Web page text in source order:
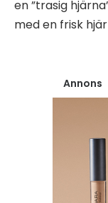
en ”trasig
med en frisk
Annons